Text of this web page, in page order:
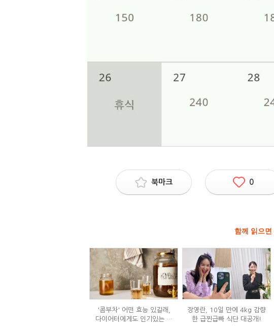
북마크 0
함께 읽으면
'콤부차' 어떤 효능 있길래,
다이어터에게도 인기있는 걸
장영란, 10일 만에 4kg 감량
한 급찐급빠 식단 대공개!